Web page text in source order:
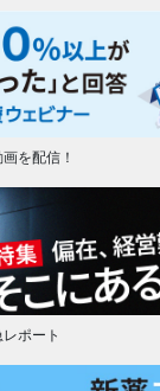
を配信！
ポート